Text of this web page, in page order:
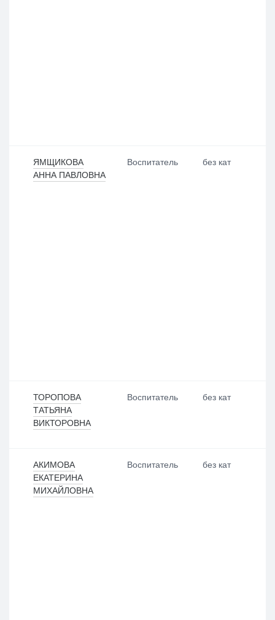
ЯМЩИКОВА
АННА ПАВЛОВНА
Воспитатель без кат
ТОРОПОВА
ТАТЬЯНА
ВИКТОРОВНА
Воспитатель без кат
АКИМОВА
ЕКАТЕРИНА
МИХАЙЛОВНА
Воспитатель без кат